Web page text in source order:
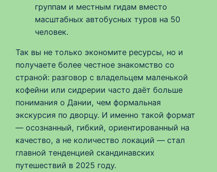
группам и местным гидам вместо
масштабных автобусных туров на 50
человек.
Так вы не только экономите ресурсы, но и
получаете более честное знакомство со
страной: разговор с владельцем маленькой
кофейни или сидрерии часто даёт больше
понимания о Дании, чем формальная
экскурсия по дворцу. И именно такой формат
— осознанный, гибкий, ориентированный на
качество, а не количество локаций — стал
главной тенденцией скандинавских
путешествий в 2025 году.